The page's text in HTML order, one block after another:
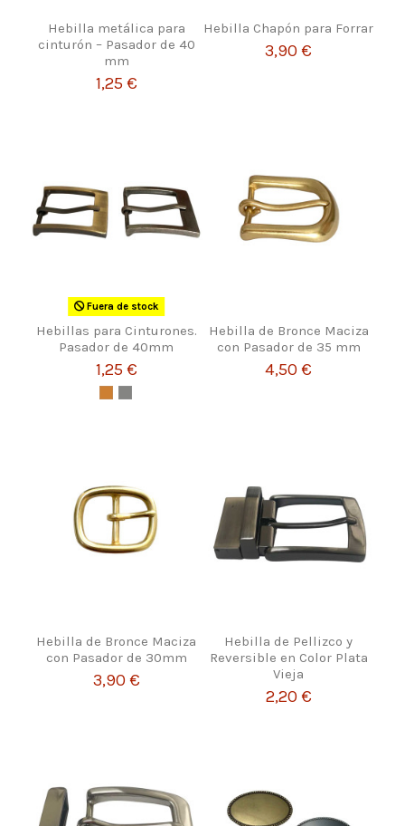
Hebilla metálica para
cinturón – Pasador de 40
mm
1,25 €
Hebilla Chapón para Forrar
3,90 €
Fuera de stock
Hebillas para Cinturones.
Pasador de 40mm
1,25 €
Hebilla de Bronce Maciza
con Pasador de 35 mm
4,50 €
Hebilla de Bronce Maciza
con Pasador de 30mm
3,90 €
Hebilla de Pellizco y
Reversible en Color Plata
Vieja
2,20 €